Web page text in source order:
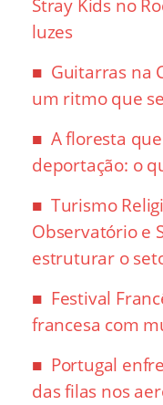
Stray Kids no
luzes
Guitarras na
um ritmo que
A floresta
deportação: o
Turismo
Observatório e
estruturar o
Festival
francesa com
Portugal
das filas nos